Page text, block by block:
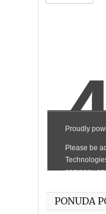
PONUDA